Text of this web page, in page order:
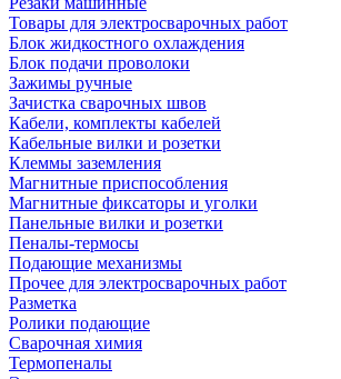
Товары для электросварочных работ
Блок жидкостного охлаждения
Блок подачи проволоки
Зажимы ручные
Зачистка сварочных швов
Кабели, комплекты кабелей
Кабельные вилки и розетки
Клеммы заземления
Магнитные приспособления
Магнитные фиксаторы и уголки
Панельные вилки и розетки
Пеналы-термосы
Подающие механизмы
Прочее для электросварочных работ
Разметка
Ролики подающие
Сварочная химия
Термопеналы